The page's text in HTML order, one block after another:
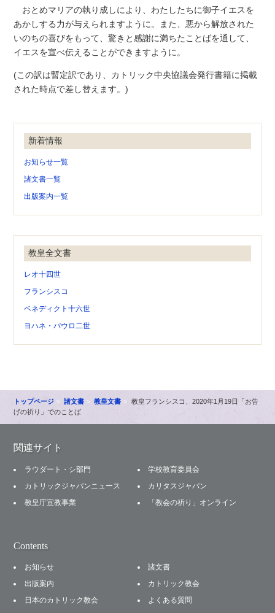
おとめマリアの執り成しにより、わたしたちに御子イエスを
あかしする力が与えられますように。また、悪から解放された
いのちの喜びをもって、驚きと感謝に満ちたことばを通して、
イエスを宣べ伝えることができますように。
(この訳は暫定訳であり、カトリック中央協議会発行書籍に掲載
された時点で差し替えます。)
新着情報
お知らせ一覧
諸文書一覧
出版案内一覧
教皇全文書
レオ十四世
フランシスコ
ベネディクト十六世
ヨハネ・パウロ二世
トップページ 諸文書 教皇文書
教皇フランシスコ、2020年1月19日「お告
げの祈り」でのことば
関連サイト
ラウダート・シ部門
学校教育委員会
カトリックジャパンニュース
カリタスジャパン
教皇庁宣教事業
「教会の祈り」オンライン
Contents
お知らせ
諸文書
出版案内
カトリック教会
日本のカトリック教会
よくある質問